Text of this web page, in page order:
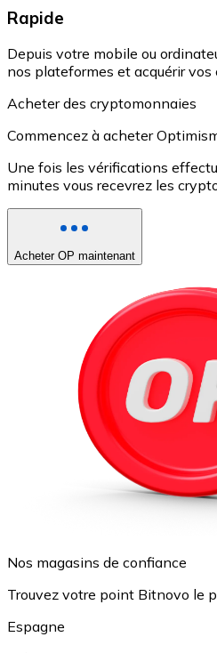
Rapide
Depuis votre mobile ou
nos plateformes et acquérir vos
Acheter des cryptomonnaies
Commencez à acheter
Une fois les vérifications
minutes vous recevrez les
Acheter OP maintenant
Nos magasins de confiance
Trouvez votre point Bitnovo le
Espagne